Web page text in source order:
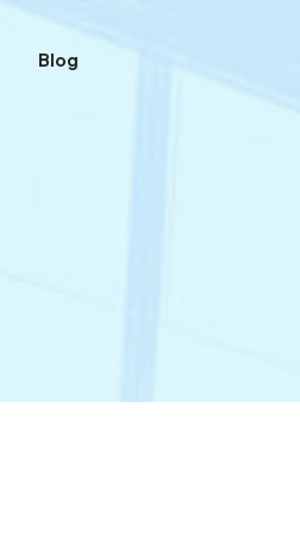
Blog